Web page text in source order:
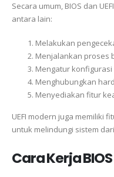
Secara umum, BIOS dan
antara lain:
Melakukan
Menjalankan proses
Mengatur
Menghubungkan
Menyediakan fitur
UEFI modern juga memiliki
untuk melindungi sistem
Cara Kerja BIOS